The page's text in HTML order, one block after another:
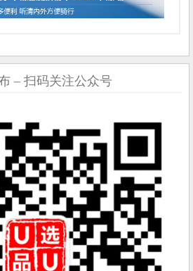
– 扫码关注公众号